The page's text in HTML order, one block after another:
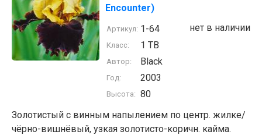
Encounter)
нет в наличии
Артикул: 1-64
Класс: 1 TB
Автор: Black
Год: 2003
Высота: 80
Золотистый с винным напылением по центр. жилке/
чёрно-вишнёвый, узкая золотисто-коричн. кайма.